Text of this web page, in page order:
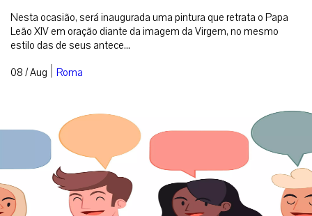
Nesta ocasião, será inaugurada uma pintura que retrata o Papa
Leão XIV em oração diante da imagem da Virgem, no mesmo
estilo das de seus antece...
08 / Aug | Roma